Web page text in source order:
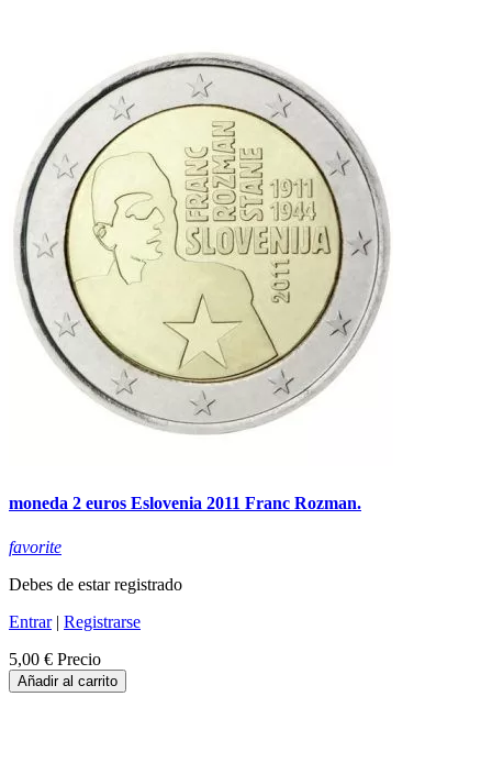
moneda 2 euros Eslovenia 2011 Franc Rozman.
favorite
Debes de estar registrado
Entrar| Registrarse
5,00 € Precio
Añadir al carrito